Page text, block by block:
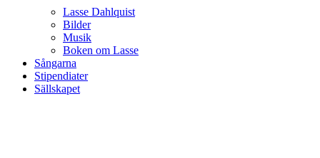
Lasse Dahlquist
Bilder
Musik
Boken om Lasse
Sångarna
Stipendiater
Sällskapet